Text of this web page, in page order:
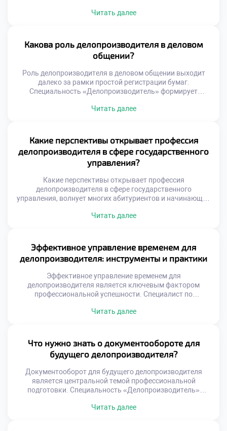
регламенты задают рамки, но не отменяют
простого исполнителя инструкций. Креативность в
документообороте проявляется через умение
оптимизировать сложные процессы. Специалист находит
Читать далее
Какова роль делопроизводителя в деловом
общении?
Роль делопроизводителя в деловом общении выходит
далеко за рамки простой регистрации бумаг.
Специальность «Делопроизводитель» формирует
Специалист выступает связующим звеном между
развития навыков коммуникации. Учебная программа
уделяет огромное внимание культуре речи и этикету.
Будущие профессионалы учатся выстраивать
конструктивный […]
Читать далее
Какие перспективы открывает профессия
делопроизводителя в сфере государственного
управления?
Какие перспективы открывает профессия
делопроизводителя в сфере государственного
управления, волнует многих абитуриентов и начинающих
ассоциируется со стабильностью и социальными
Делопроизводство здесь является фундаментом всей
управленческой вертикали власти. Без качественного
документационного обеспечения функционирование
аппарата невозможно. Специалист выступает связующим
звеном между законом […]
Читать далее
Эффективное управление временем для
делопроизводителя: инструменты и практики
Эффективное управление временем для
делопроизводителя является ключевым фактором
профессиональной успешности. Специалист по
обрабатывает огромные массивы входящей информации.
позволяет сохранять высокую продуктивность без
эмоционального выгорания и стресса. Грамотная
организация личного времени напрямую влияет на
качество документов и скорость реакций. Хаотичная
спешка неизбежно […]
Читать далее
Что нужно знать о документообороте для
будущего делопроизводителя?
Документооборот для будущего делопроизводителя
является центральной темой профессиональной
подготовки. Специальность «Делопроизводитель»
внутри организации. Без этих знаний невозможно
Читать далее